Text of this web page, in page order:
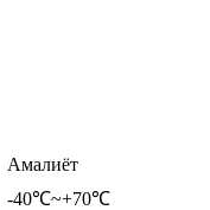
Амалиёт
-40℃~+70℃